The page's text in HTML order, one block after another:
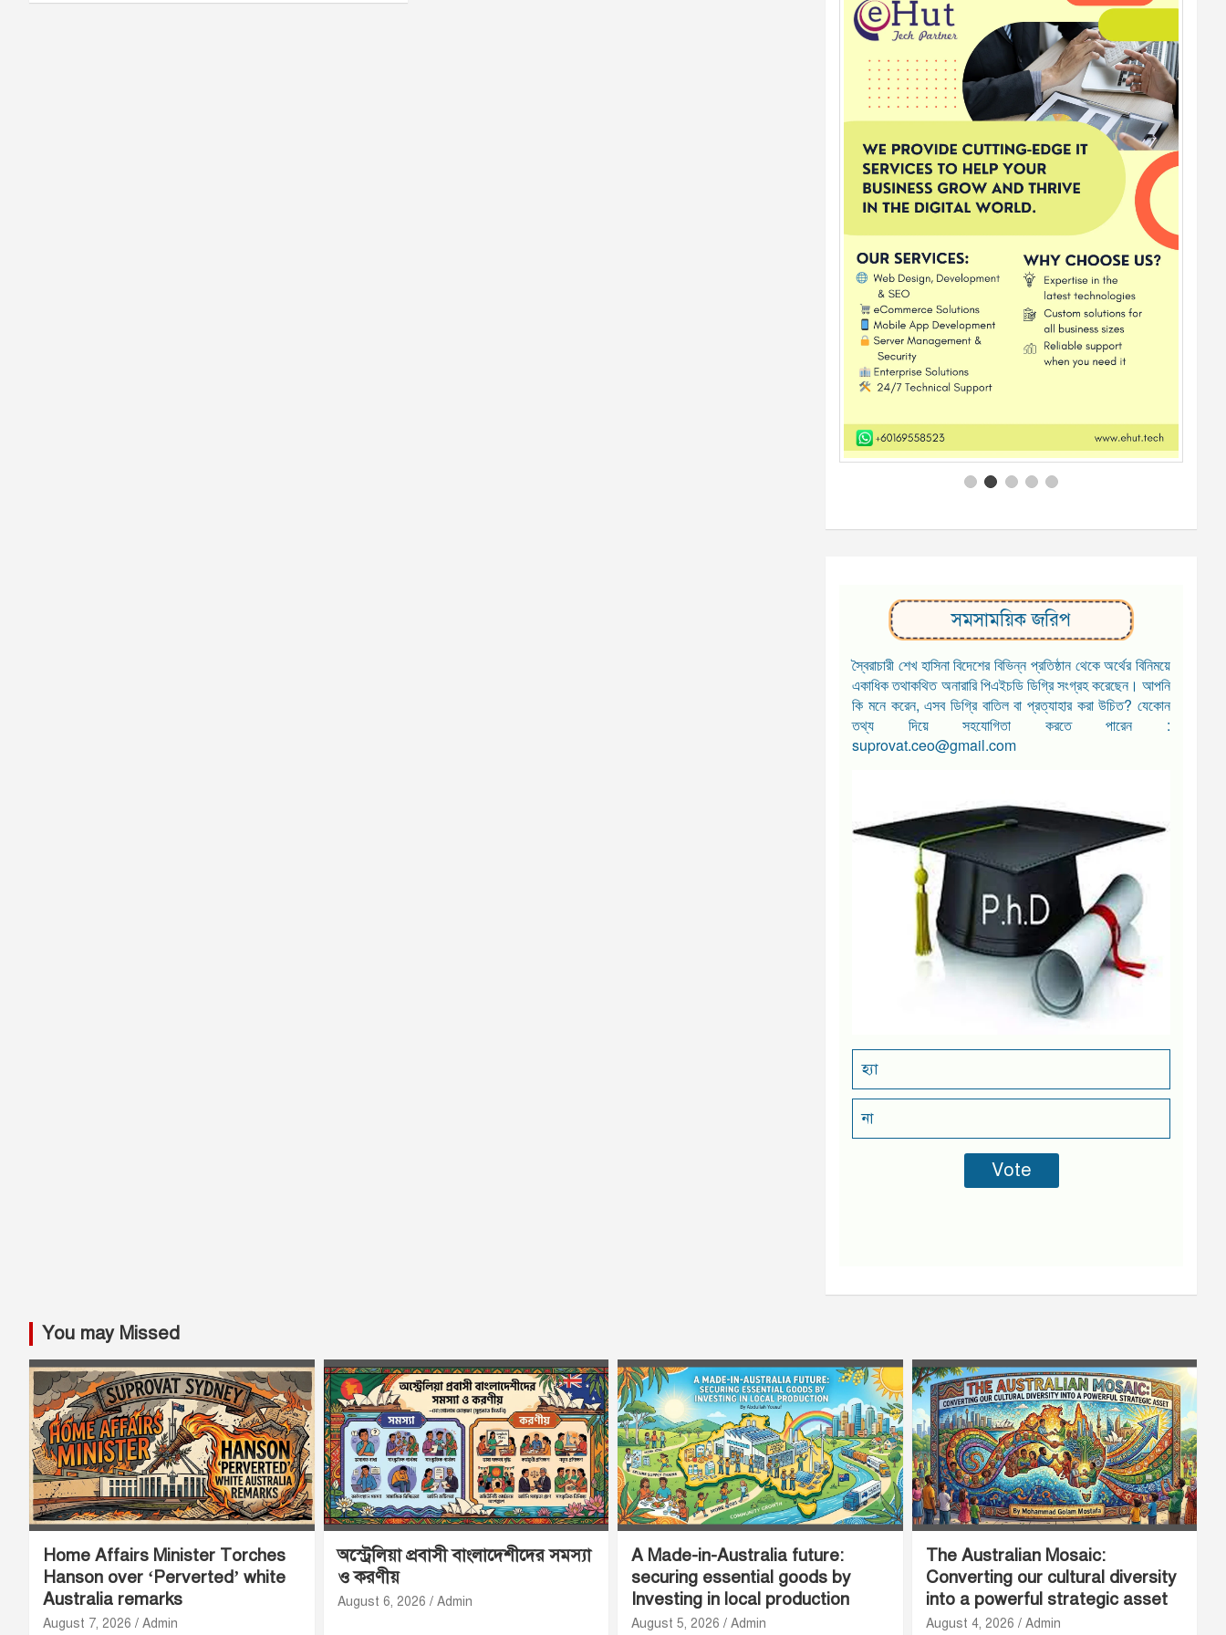
সমসাময়িক জরিপ
স্বৈরাচারী শেখ হাসিনা বিদেশের বিভিন্ন প্রতিষ্ঠান থেকে অর্থের বিনিময়ে
একাধিক তথাকথিত অনারারি পিএইচডি ডিগ্রি সংগ্রহ করেছেন। আপনি
কি মনে করেন, এসব ডিগ্রি বাতিল বা প্রত্যাহার করা উচিত? যেকোন
তথ্য দিয়ে সহযোগিতা করতে পারেন :
suprovat.ceo@gmail.com
হ্যা
না
You may Missed
Home Affairs Minister Torches
Hanson over ‘Perverted’ white
Australia remarks
August 7, 2026 Admin
অস্ট্রেলিয়া প্রবাসী বাংলাদেশীদের সমস্যা
ও করণীয়
August 6, 2026 Admin
A Made-in-Australia future:
securing essential goods by
Investing in local production
August 5, 2026 Admin
The Australian Mosaic:
Converting our cultural diversity
into a powerful strategic asset
August 4, 2026 Admin